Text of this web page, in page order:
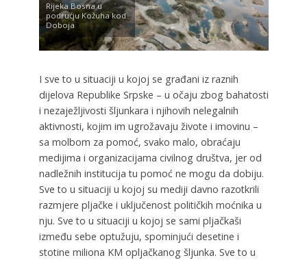
Rijeka Bosna u
podrućju Kožuha kod
Doboja
I sve to u situaciji u kojoj se građani iz raznih
dijelova Republike Srpske – u očaju zbog bahatosti
i nezaježljivosti šljunkara i njihovih nelegalnih
aktivnosti, kojim im ugrožavaju živote i imovinu –
sa molbom za pomoć, svako malo, obraćaju
medijima i organizacijama civilnog društva, jer od
nadležnih institucija tu pomoć ne mogu da dobiju.
Sve to u situaciji u kojoj su mediji davno razotkrili
razmjere pljačke i uključenost političkih moćnika u
nju. Sve to u situaciji u kojoj se sami pljačkaši
između sebe optužuju, spominjući desetine i
stotine miliona KM opljačkanog šljunka. Sve to u